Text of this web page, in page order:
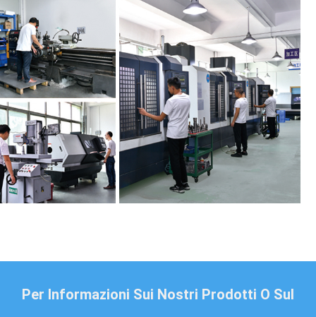
Per Informazioni Sui Nostri Prodotti O Sul